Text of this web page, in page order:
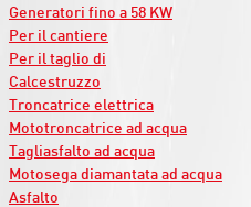
Generatori fino a 58 KW
Per il cantiere
Per il taglio di
Calcestruzzo
Troncatrice elettrica
Mototroncatrice ad acqua
Tagliasfalto ad acqua
Motosega diamantata ad acqua
Asfalto